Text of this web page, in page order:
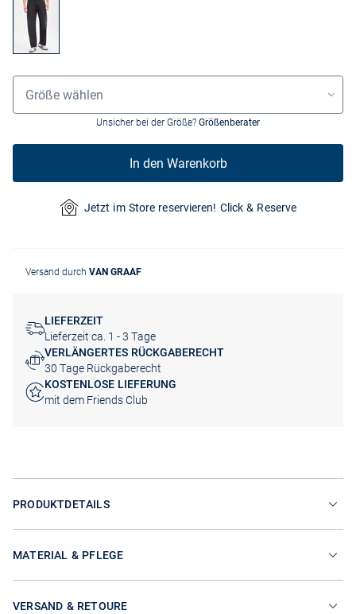
Grössenauswahl
Größe wählen
Unsicher bei der Größe? Größenberater
In den Warenkorb
Jetzt im Store reservieren! Click & Reserve
Versand durch VAN GRAAF
LIEFERZEIT
Lieferzeit ca. 1 - 3 Tage
VERLÄNGERTES RÜCKGABERECHT
30 Tage Rückgaberecht
KOSTENLOSE LIEFERUNG
mit dem Friends Club
PRODUKTDETAILS
MATERIAL & PFLEGE
VERSAND & RETOURE